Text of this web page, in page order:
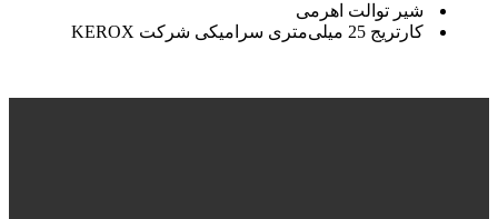
شیر توالت اهرمی
کارتریج 25 میلی‌متری سرامیکی شرکت
KEROX